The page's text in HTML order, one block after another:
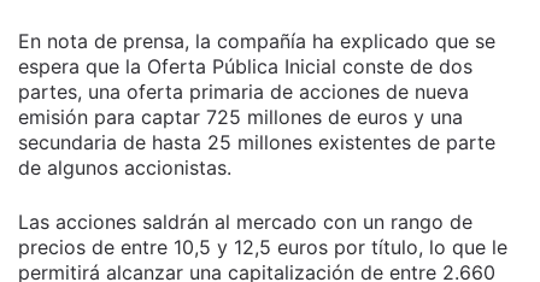
En nota de prensa, la compañía ha explicado que se
espera que la Oferta Pública Inicial conste de dos
partes, una oferta primaria de acciones de nueva
emisión para captar 725 millones de euros y una
secundaria de hasta 25 millones existentes de parte
de algunos accionistas.
Las acciones saldrán al mercado con un rango de
precios de entre 10,5 y 12,5 euros por título, lo que le
permitirá alcanzar una capitalización de entre 2.660